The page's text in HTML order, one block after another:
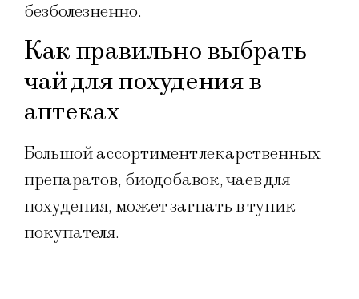
безболезненно.
Как правильно выбрать
чай для похудения в
аптеках
Большой ассортимент лекарственных
препаратов, биодобавок, чаев для
похудения, может загнать в тупик
покупателя.